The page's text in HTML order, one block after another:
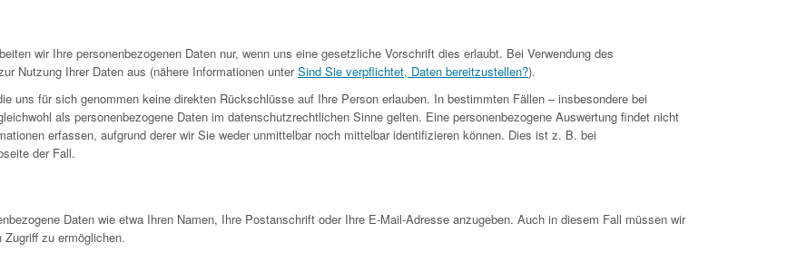
wir Ihre personenbezogenen Daten nur, wenn uns eine gesetzliche Vorschrift dies erlaubt. Bei Verwendung des
Nutzung Ihrer Daten aus (nähere Informationen unterSind Sie verpflichtet, Daten bereitzustellen?).
uns für sich genommen keine direkten Rückschlüsse auf Ihre Person erlauben. In bestimmten Fällen – insbesondere bei
als personenbezogene Daten im datenschutzrechtlichen Sinne gelten. Eine personenbezogene Auswertung findet nicht
erfassen, aufgrund derer wir Sie weder unmittelbar noch mittelbar identifizieren können. Dies ist z. B. bei
der Fall.
Daten wie etwa Ihren Namen, Ihre Postanschrift oder Ihre E-Mail-Adresse anzugeben. Auch in diesem Fall müssen wir
zu ermöglichen.